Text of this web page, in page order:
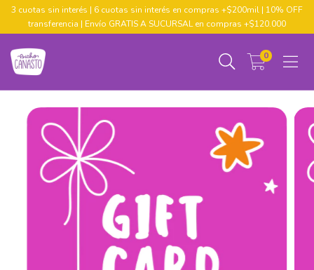
3 cuotas sin interés | 6 cuotas sin interés en compras +$200mil | 10% OFF
transferencia | Envío GRATIS A SUCURSAL en compras +$120.000
0